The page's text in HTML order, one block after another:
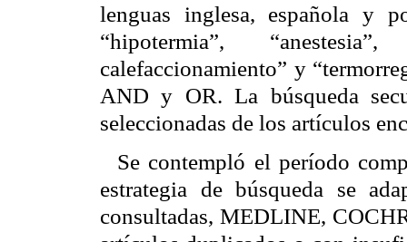
lenguas inglesa, española y
“hipotermia”,
calefaccionamiento” y
AND y OR. La búsqueda
seleccionadas de los artículos
Se contempló el período
estrategia de búsqueda se
consultadas, MEDLINE,